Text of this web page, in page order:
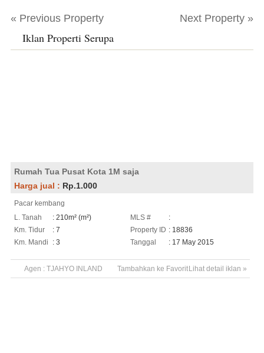
« Previous Property Next Property »
Iklan Properti Serupa
Rumah Tua Pusat Kota 1M saja
Harga jual : Rp.1.000
Pacar kembang
L. Tanah
: 210m² (m²)
Km. Tidur
: 7
Km. Mandi
: 3
MLS #
:
Property ID : 18836
Tanggal
: 17 May 2015
Agen : TJAHYO INLAND Lihat detail iklan »
Tambahkan ke Favorit